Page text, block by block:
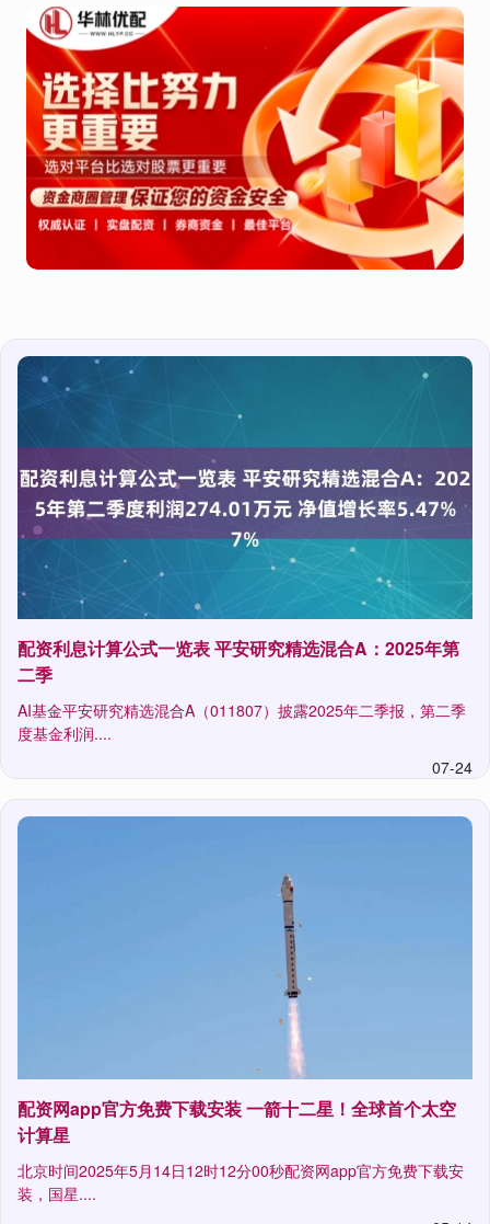
配资利息计算公式一览表 平安研究精选混合A：2025年第
二季
AI基金平安研究精选混合A（011807）披露2025年二季报，第二季
度基金利润....
07-24
配资网app官方免费下载安装 一箭十二星！全球首个太空
计算星
北京时间2025年5月14日12时12分00秒配资网app官方免费下载安
装，国星....